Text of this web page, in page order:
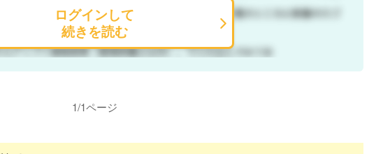
ログインして
続きを読む
1/1ページ